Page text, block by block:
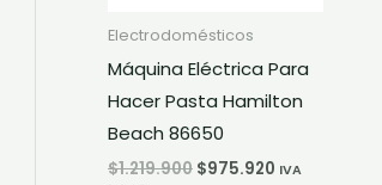
Electrodomésticos
Máquina Eléctrica Para
Hacer Pasta Hamilton
Beach 86650
$1.219.900 $975.920 IVA